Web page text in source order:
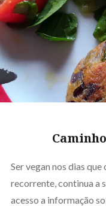
Ser vegan nos dias
recorrente, continua a
acesso a informação